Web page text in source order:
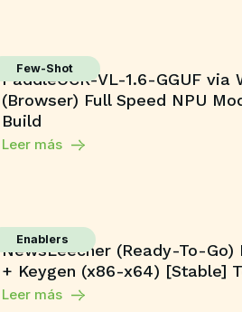
Few-Shot
PaddleOCR-VL-1.6-GGUF via
(Browser) Full Speed NPU
Build
Leer más
Enablers
NewsLeecher (Ready-To-Go)
+ Keygen (x86-x64) [Stable]
Leer más